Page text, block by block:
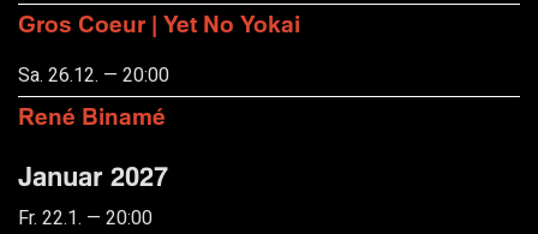
Gros Coeur | Yet No Yokai
Sa. 26.12. — 20:00
René Binamé
Januar 2027
Fr. 22.1. — 20:00